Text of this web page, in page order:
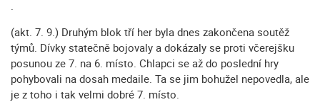
(akt. 7. 9.) Druhým blok tří her byla dnes zakončena soutěž
týmů. Dívky statečně bojovaly a dokázaly se proti včerejšku
posunou ze 7. na 6. místo. Chlapci se až do poslední hry
pohybovali na dosah medaile. Ta se jim bohužel nepovedla, ale
je z toho i tak velmi dobré 7. místo.